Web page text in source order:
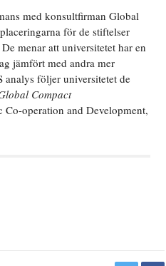
med konsultfirman Global
för de stiftelser
menar att universitetet har en
jämfört med andra mer
analys följer universitetet de
Compact
operation and Development,